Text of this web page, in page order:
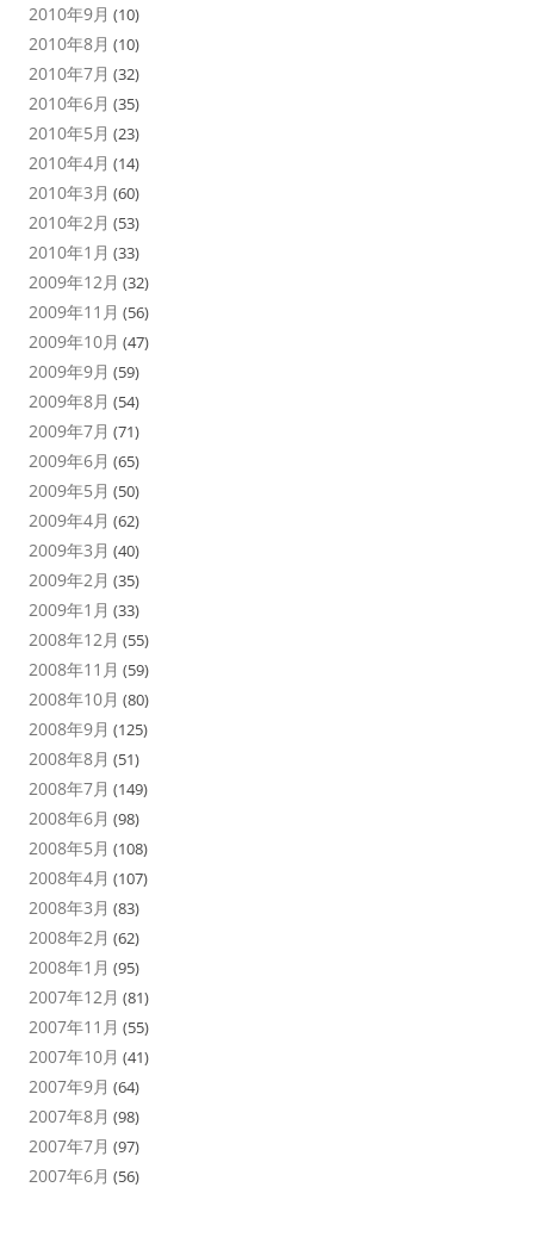
2010年9月 (10)
2010年8月 (10)
2010年7月 (32)
2010年6月 (35)
2010年5月 (23)
2010年4月 (14)
2010年3月 (60)
2010年2月 (53)
2010年1月 (33)
2009年12月 (32)
2009年11月 (56)
2009年10月 (47)
2009年9月 (59)
2009年8月 (54)
2009年7月 (71)
2009年6月 (65)
2009年5月 (50)
2009年4月 (62)
2009年3月 (40)
2009年2月 (35)
2009年1月 (33)
2008年12月 (55)
2008年11月 (59)
2008年10月 (80)
2008年9月 (125)
2008年8月 (51)
2008年7月 (149)
2008年6月 (98)
2008年5月 (108)
2008年4月 (107)
2008年3月 (83)
2008年2月 (62)
2008年1月 (95)
2007年12月 (81)
2007年11月 (55)
2007年10月 (41)
2007年9月 (64)
2007年8月 (98)
2007年7月 (97)
2007年6月 (56)